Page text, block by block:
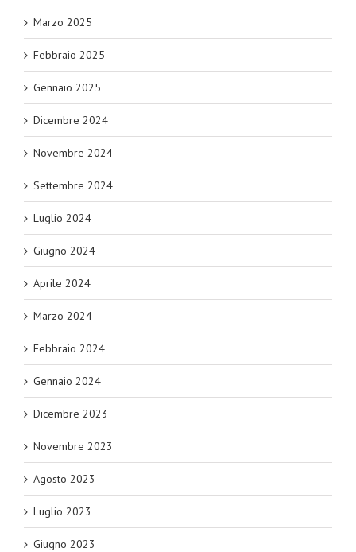
Marzo 2025
Febbraio 2025
Gennaio 2025
Dicembre 2024
Novembre 2024
Settembre 2024
Luglio 2024
Giugno 2024
Aprile 2024
Marzo 2024
Febbraio 2024
Gennaio 2024
Dicembre 2023
Novembre 2023
Agosto 2023
Luglio 2023
Giugno 2023